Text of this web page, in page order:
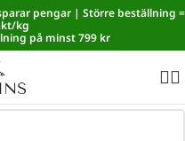
5,35 % av från alla
pengar | Större beställning =
kg
på minst 799 kr